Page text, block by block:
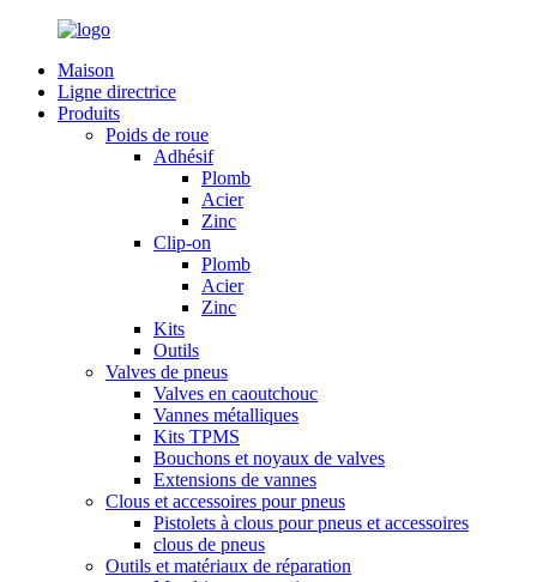
Maison
Ligne directrice
Produits
Poids de roue
Adhésif
Plomb
Acier
Zinc
Clip-on
Plomb
Acier
Zinc
Kits
Outils
Valves de pneus
Valves en caoutchouc
Vannes métalliques
Kits TPMS
Bouchons et noyaux de valves
Extensions de vannes
Clous et accessoires pour pneus
Pistolets à clous pour pneus et accessoires
clous de pneus
Outils et matériaux de réparation